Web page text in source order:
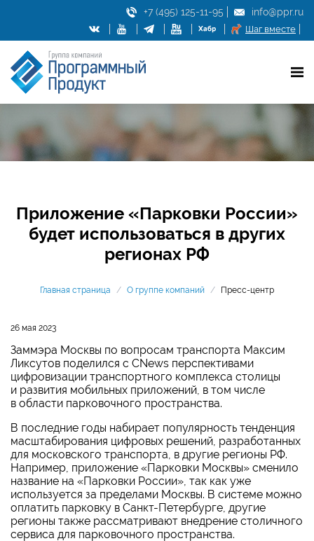
+7 (495) 125-11-95 info@ppr.ru
Шаг вместе
Приложение «Парковки России»
будет использоваться в других
регионах РФ
Главная страница / О группе компаний / Пресс-центр
26 мая 2023
Заммэра Москвы по вопросам транспорта Максим
Ликсутов поделился с CNews перспективами
цифровизации транспортного комплекса столицы
и развития мобильных приложений, в том числе
в области парковочного пространства.
В последние годы набирает популярность тенденция
масштабирования цифровых решений, разработанных
для московского транспорта, в другие регионы РФ.
Например, приложение «Парковки Москвы» сменило
название на «Парковки России», так как уже
используется за пределами Москвы. В системе можно
оплатить парковку в Санкт-Петербурге, другие
регионы также рассматривают внедрение столичного
сервиса для парковочного пространства.